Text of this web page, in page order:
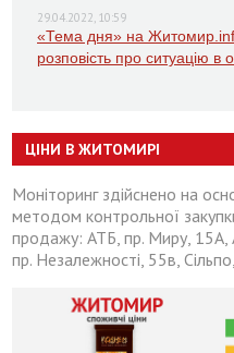
29.04.2022, 10:59
«Тема дня» на
розповість про ситуацію в
ЦІНИ В ЖИТОМИРІ
Моніторинг здійснено на
методом контрольної
продажу: АТБ, пр. Миру, 15А,
пр. Незалежності, 55в,